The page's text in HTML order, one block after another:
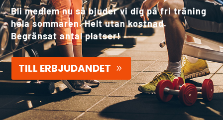
Bli medlem nu så bjuder vi dig på fri träning
hela sommaren. Helt utan kostnad.
Begränsat antal platser!
TILL ERBJUDANDET